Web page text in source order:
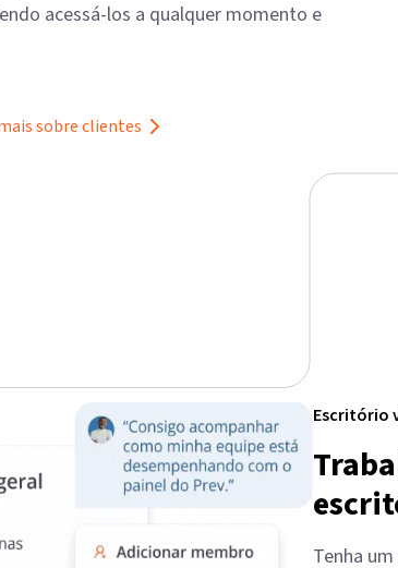
acessá-los a qualquer momento e
sobre clientes
Escritório
Tenha